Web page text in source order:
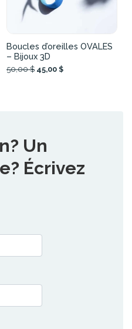
Boucles d’oreilles OVALES
– Bijoux 3D
50,00 $ 45,00 $
Un
Écrivez